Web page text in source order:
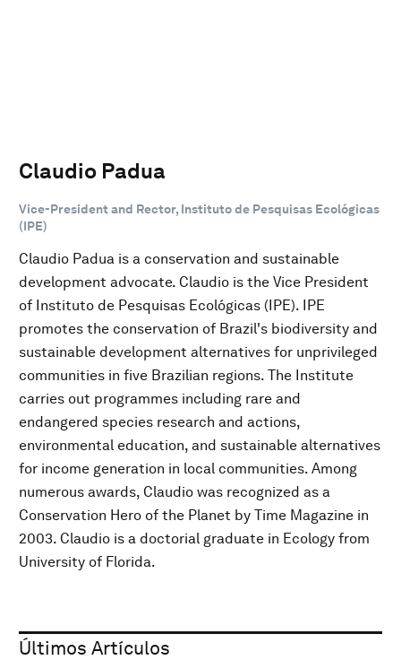
Claudio Padua
Vice-President and Rector, Instituto de Pesquisas Ecológicas
(IPE)
Claudio Padua is a conservation and sustainable
development advocate. Claudio is the Vice President
of Instituto de Pesquisas Ecológicas (IPE). IPE
promotes the conservation of Brazil's biodiversity and
sustainable development alternatives for unprivileged
communities in five Brazilian regions. The Institute
carries out programmes including rare and
endangered species research and actions,
environmental education, and sustainable alternatives
for income generation in local communities. Among
numerous awards, Claudio was recognized as a
Conservation Hero of the Planet by Time Magazine in
2003. Claudio is a doctorial graduate in Ecology from
University of Florida.
Últimos Artículos